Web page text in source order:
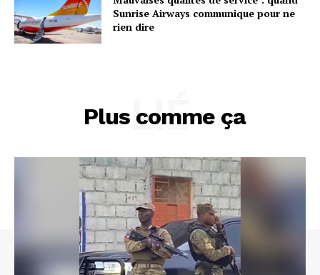
Sunrise Airways communique pour ne
rien dire
Plus comme ça
LIÉ